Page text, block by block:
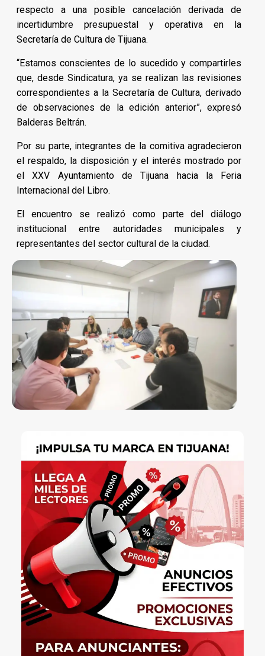
respecto a una posible cancelación derivada de
incertidumbre presupuestal y operativa en la
Secretaría de Cultura de Tijuana.
“Estamos conscientes de lo sucedido y compartirles
que, desde Sindicatura, ya se realizan las revisiones
correspondientes a la Secretaría de Cultura, derivado
de observaciones de la edición anterior”, expresó
Balderas Beltrán.
Por su parte, integrantes de la comitiva agradecieron
el respaldo, la disposición y el interés mostrado por
el XXV Ayuntamiento de Tijuana hacia la Feria
Internacional del Libro.
El encuentro se realizó como parte del diálogo
institucional entre autoridades municipales y
representantes del sector cultural de la ciudad.